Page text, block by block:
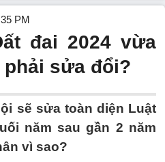
PM
đai 2024 vừa
sửa đổi?
sẽ sửa toàn diện Luật
năm sau gần 2 năm
vì sao?